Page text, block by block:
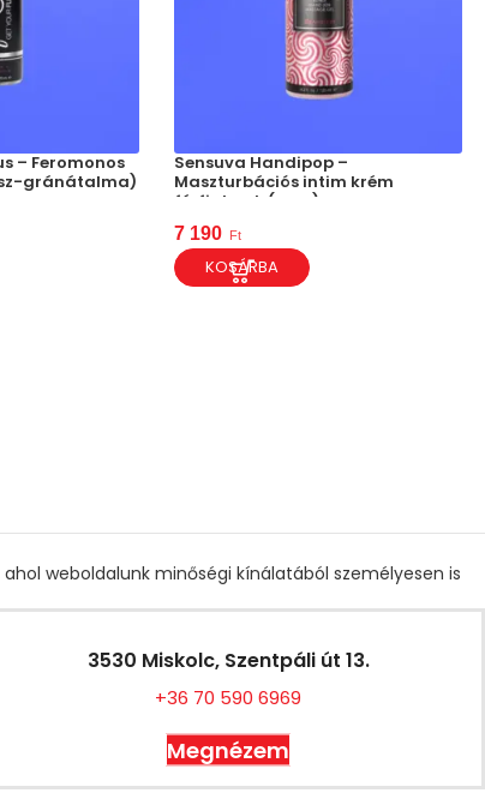
– Feromonos
gránátalma)
Sensuva Handipop –
Maszturbációs intim krém
férfiaknak (eper)
7 190 Ft
KOSÁRBA
weboldalunk minőségi kínálatából személyesen is
3530 Miskolc, Szentpáli út 13.
+36 70 590 6969
Megnézem